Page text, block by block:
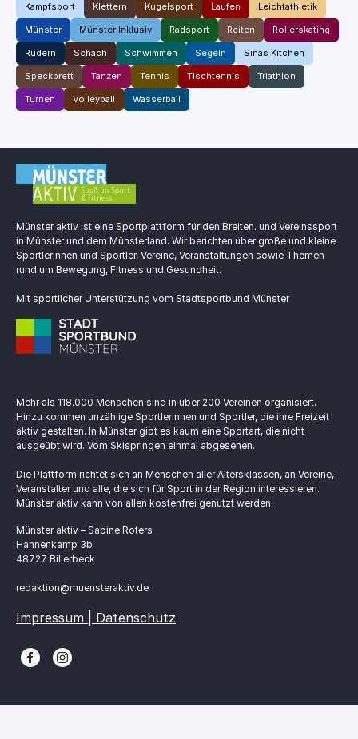
Kampfsport Klettern Kugelsport Laufen Leichtathletik
Münster Münster Inklusiv Radsport Reiten Rollerskating
Rudern Schach Schwimmen Segeln Sinas Kitchen
Speckbrett Tanzen Tennis Tischtennis Triathlon
Turnen Volleyball Wasserball
Münster aktiv ist eine Sportplattform für den Breiten. und Vereinssport
in Münster und dem Münsterland. Wir berichten über große und kleine
Sportlerinnen und Sportler, Vereine, Veranstaltungen sowie Themen
rund um Bewegung, Fitness und Gesundheit.
Mit sportlicher Unterstützung vom Stadtsportbund Münster
Mehr als 118.000 Menschen sind in über 200 Vereinen organisiert.
Hinzu kommen unzählige Sportlerinnen und Sportler, die ihre Freizeit
aktiv gestalten. In Münster gibt es kaum eine Sportart, die nicht
ausgeübt wird. Vom Skispringen einmal abgesehen.
Die Plattform richtet sich an Menschen aller Altersklassen, an Vereine,
Veranstalter und alle, die sich für Sport in der Region interessieren.
Münster aktiv kann von allen kostenfrei genutzt werden.
Münster aktiv – Sabine Roters
Hahnenkamp 3b
48727 Billerbeck
redaktion@muensteraktiv.de
Impressum | Datenschutz